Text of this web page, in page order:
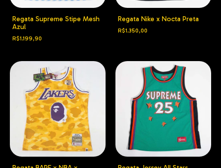
Regata Supreme Stipe Mesh
Azul
R$1.199,90
Regata Nike x Nocta Preta
R$1.350,00